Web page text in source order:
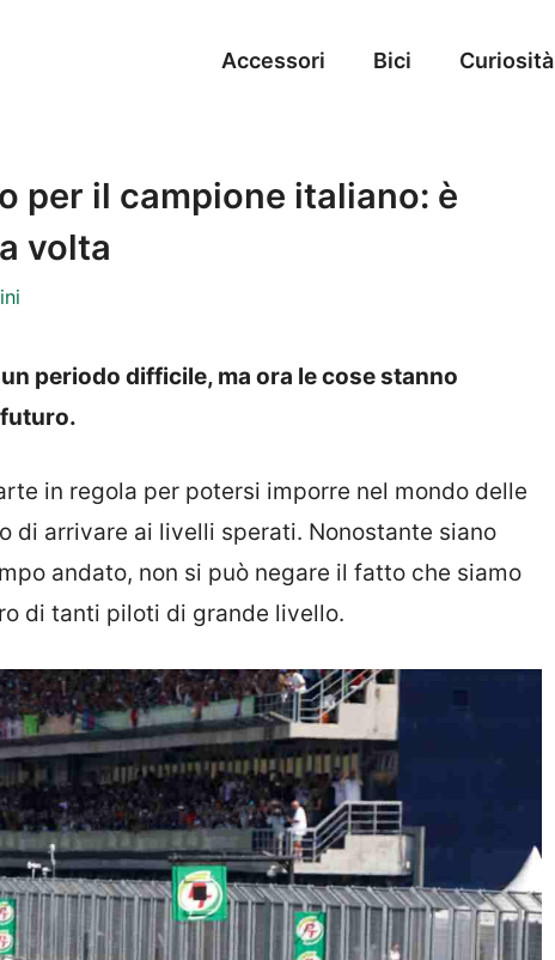
Accessori Bici Curiosità
per il campione italiano: è
volta
periodo difficile, ma ora le cose stanno
in regola per potersi imporre nel mondo delle
di arrivare ai livelli sperati. Nonostante siano
andato, non si può negare il fatto che siamo
di tanti piloti di grande livello.